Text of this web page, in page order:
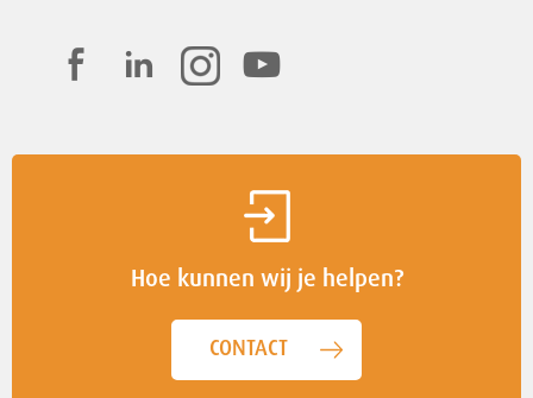
Hoe kunnen wij je helpen?
CONTACT